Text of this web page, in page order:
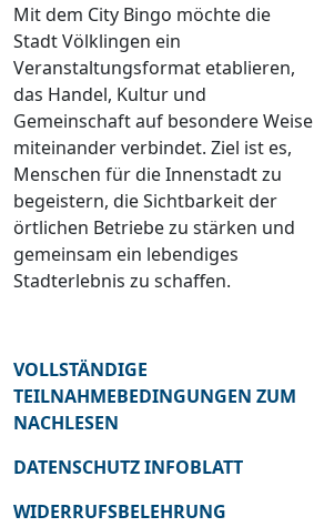
Mit dem City Bingo möchte die
Stadt Völklingen ein
Veranstaltungsformat etablieren,
das Handel, Kultur und
Gemeinschaft auf besondere Weise
miteinander verbindet. Ziel ist es,
Menschen für die Innenstadt zu
begeistern, die Sichtbarkeit der
örtlichen Betriebe zu stärken und
gemeinsam ein lebendiges
Stadterlebnis zu schaffen.
VOLLSTÄNDIGE
TEILNAHMEBEDINGUNGEN ZUM
NACHLESEN
DATENSCHUTZ INFOBLATT
WIDERRUFSBELEHRUNG